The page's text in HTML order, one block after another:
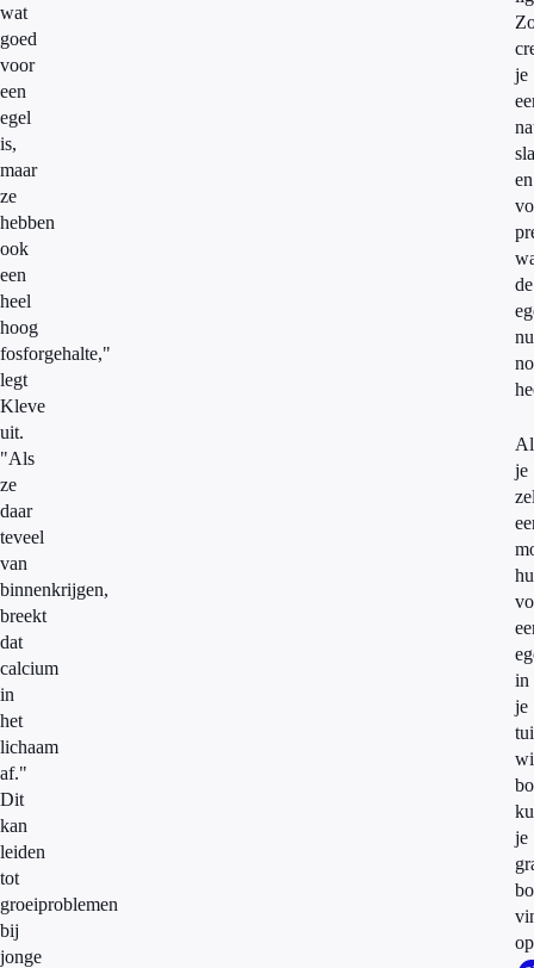
wat
goed
voor
een
egel
is,
maar
ze
hebben
ook
een
heel
hoog
fosforgehalte,"
legt
Kleve
uit.
"Als
ze
daar
teveel
van
binnenkrijgen,
breekt
dat
calcium
in
het
lichaam
af."
Dit
kan
leiden
tot
groeiproblemen
bij
jonge
je
en
de
nu
je
in
je
je